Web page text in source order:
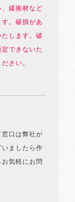
緩衝材など
。破損があ
します。破
できないた
さい。
口は弊社が
ましたら作
気軽にお問